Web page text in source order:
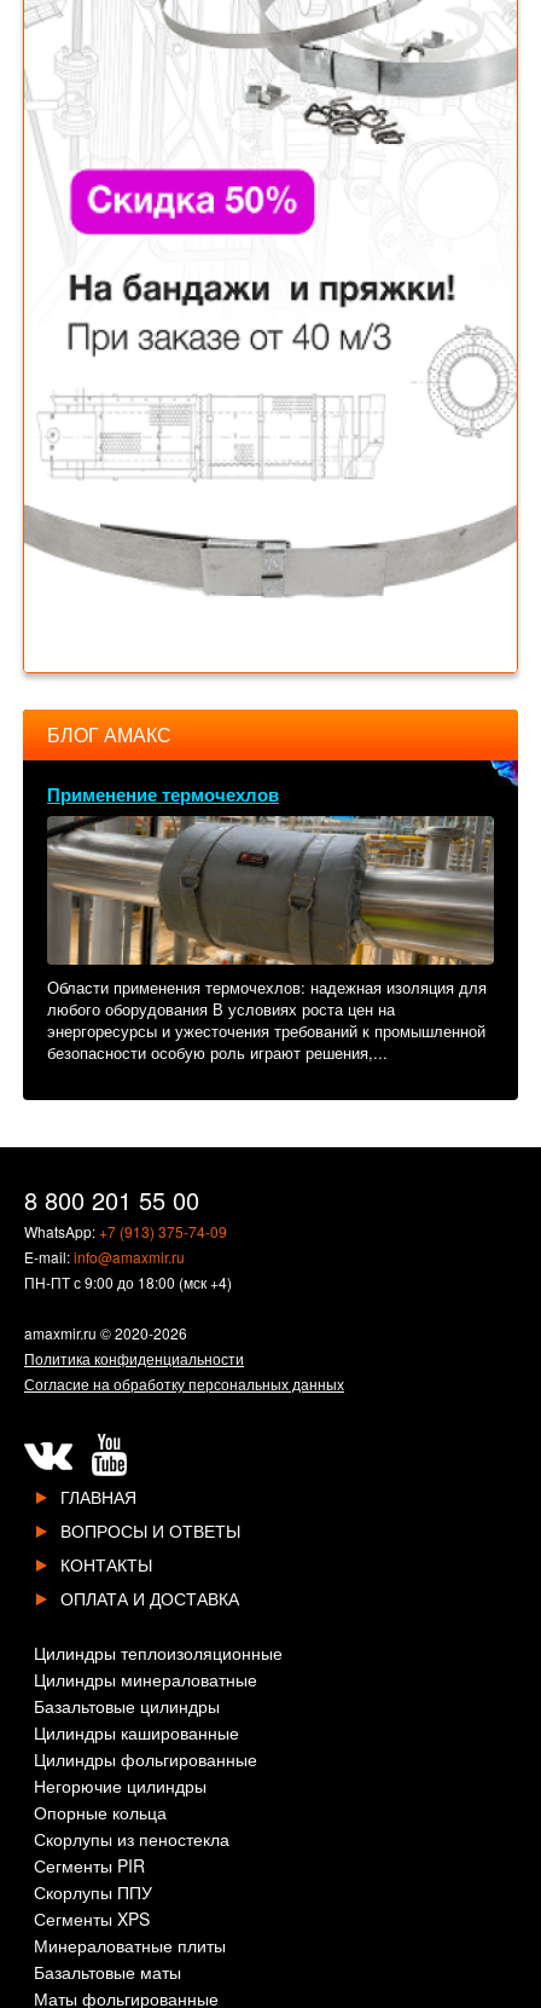
БЛОГ АМАКС
Применение термочехлов
Области применения термочехлов: надежная изоляция для
любого оборудования В условиях роста цен на
энергоресурсы и ужесточения требований к промышленной
безопасности особую роль играют решения,...
8 800 201 55 00
WhatsApp:+7 (913) 375-74-09
E-mail:info@amaxmir.ru
ПН-ПТ с 9:00 до 18:00 (мск +4)
amaxmir.ru © 2020-2026
Политика конфиденциальности
Согласие на обработку персональных данных
ГЛАВНАЯ
ВОПРОСЫ И ОТВЕТЫ
КОНТАКТЫ
ОПЛАТА И ДОСТАВКА
Цилиндры теплоизоляционные
Цилиндры минераловатные
Базальтовые цилиндры
Цилиндры кашированные
Цилиндры фольгированные
Негорючие цилиндры
Опорные кольца
Скорлупы из пеностекла
Сегменты PIR
Скорлупы ППУ
Сегменты XPS
Минераловатные плиты
Базальтовые маты
Маты фольгированные